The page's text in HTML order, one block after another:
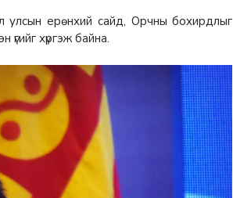
улсын ерөнхий сайд, Орчны бохирдлыг
үгийг хүргэж байна.